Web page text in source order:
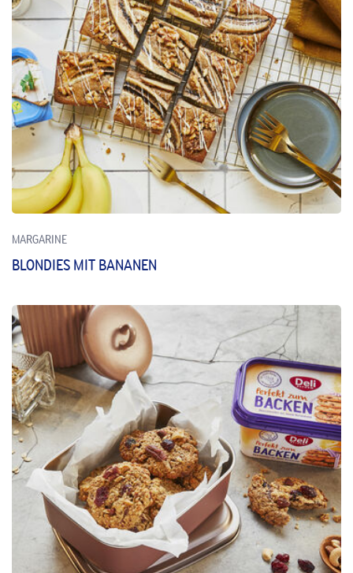
MARGARINE
BLONDIES MIT BANANEN